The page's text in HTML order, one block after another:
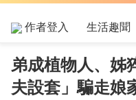
作者登入 生活趣聞
弟成植物人、姊
夫設套」騙走